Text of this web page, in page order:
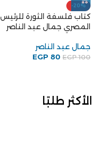
-20%
كتاب فلسفة الثورة للرئيس
المصري جمال عبد الناصر
جمال عبد الناصر
EGP100
EGP 80
الأكثر طلبًا